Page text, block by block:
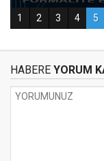
HABERE YORUM